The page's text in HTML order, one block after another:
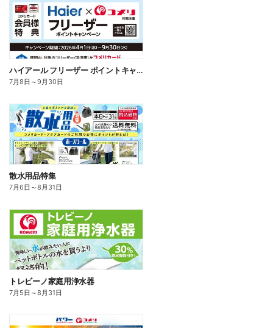
ハイアール フリーザー ポイントキャンペーン
7月8日 ～9月30日
散水用品特集
7月6日 ～8月31日
トレビーノ家庭用浄水器
7月5日 ～8月31日